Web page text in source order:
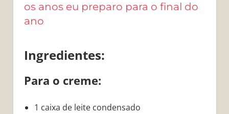
os anos eu preparo para o final do
ano
Ingredientes:
Para o creme:
1 caixa de leite condensado